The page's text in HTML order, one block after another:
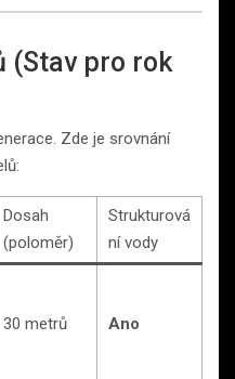
(Stav pro rok
Zde je srovnání
Dosah
(poloměr)
Strukturová
ní vody
30 metrů Ano